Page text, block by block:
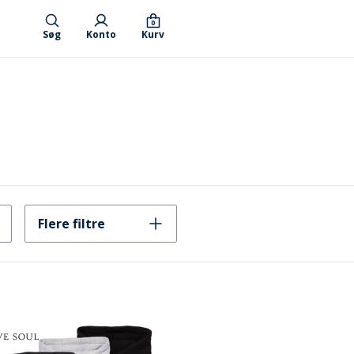
Søg Konto Kurv
0
Flere filtre